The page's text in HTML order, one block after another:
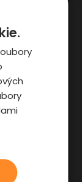
na auto
auto